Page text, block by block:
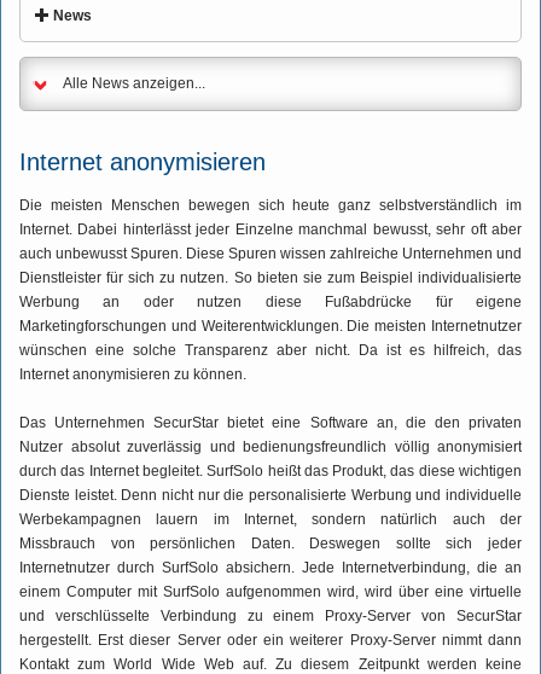
News
Alle News anzeigen...
Internet anonymisieren
Die meisten Menschen bewegen sich heute ganz selbstverständlich im
Internet. Dabei hinterlässt jeder Einzelne manchmal bewusst, sehr oft aber
auch unbewusst Spuren. Diese Spuren wissen zahlreiche Unternehmen und
Dienstleister für sich zu nutzen. So bieten sie zum Beispiel individualisierte
Werbung an oder nutzen diese Fußabdrücke für eigene
Marketingforschungen und Weiterentwicklungen. Die meisten Internetnutzer
wünschen eine solche Transparenz aber nicht. Da ist es hilfreich, das
Internet anonymisieren zu können.
Das Unternehmen SecurStar bietet eine Software an, die den privaten
Nutzer absolut zuverlässig und bedienungsfreundlich völlig anonymisiert
durch das Internet begleitet. SurfSolo heißt das Produkt, das diese wichtigen
Dienste leistet. Denn nicht nur die personalisierte Werbung und individuelle
Werbekampagnen lauern im Internet, sondern natürlich auch der
Missbrauch von persönlichen Daten. Deswegen sollte sich jeder
Internetnutzer durch SurfSolo absichern. Jede Internetverbindung, die an
einem Computer mit SurfSolo aufgenommen wird, wird über eine virtuelle
und verschlüsselte Verbindung zu einem Proxy-Server von SecurStar
hergestellt. Erst dieser Server oder ein weiterer Proxy-Server nimmt dann
Kontakt zum World Wide Web auf. Zu diesem Zeitpunkt werden keine